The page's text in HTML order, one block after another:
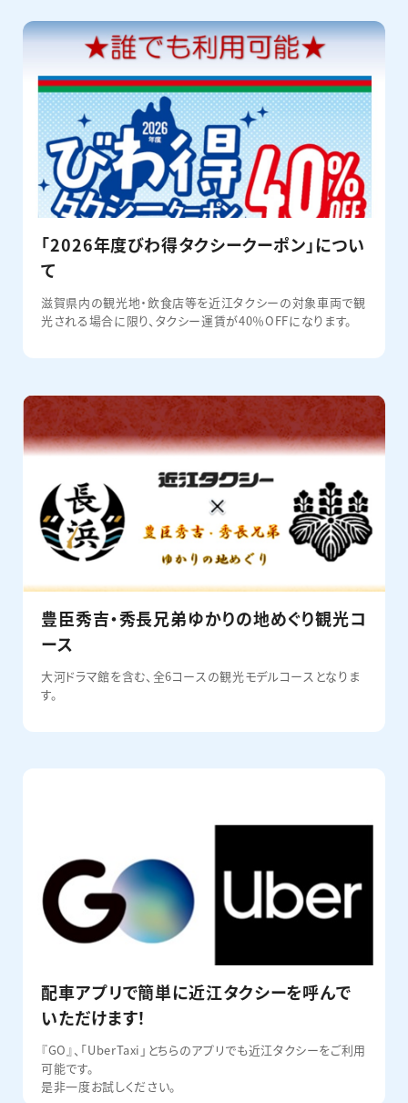
「2026年度びわ得タクシークーポン」につい
て
滋賀県内の観光地・飲食店等を近江タクシーの対象車両で観
光される場合に限り、タクシー運賃が40％OFFになります。
豊臣秀吉・秀長兄弟ゆかりの地めぐり観光コ
ース
大河ドラマ館を含む、全6コースの観光モデルコースとなりま
す。
配車アプリで簡単に近江タクシーを呼んで
いただけます！
『GO』、「UberTaxi」とちらのアプリでも近江タクシーをご利用
可能です。
是非一度お試しください。